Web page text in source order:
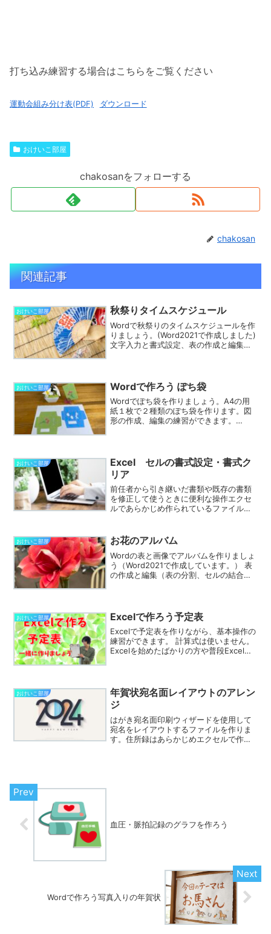
打ち込み練習する場合はこちらをご覧ください
運動会組み分け表(PDF) ダウンロード
おけいこ部屋
chakosanをフォローする
chakosan
関連記事
おけいこ部屋 秋祭りタイムスケジュール
Wordで秋祭りのタイムスケジュールを作
りましょう。(Word2021で作成しました)
文字入力と書式設定、表の作成と編集、
す。細か...
おけいこ部屋 Wordで作ろう ぽち袋
Wordでぽち袋を作りましょう。A4の用
紙１枚で２種類のぽち袋を作ります。図
形の作成、編集の練習ができます。
がき組み立...
おけいこ部屋
Excel セルの書式設定・書式ク
リア
前任者から引き継いだ書類や既存の書類
を修正して使うときに便利な操作エクセ
ルであらかじめ作られているファイルを
ることはありませんか？今回は、セルの
書式設定の確認方法と変更...
おけいこ部屋 お花のアルバム
Wordの表と画像でアルバムを作りましょ
う（Word2021で作成しています。） 表
の作成と編集（表の分割、セルの結合・
ときによく...
おけいこ部屋 Excelで作ろう予定表
Excelで予定表を作りながら、基本操作の
練習ができます。 計算式は使いません。
Excelを始めたばかりの方や普段Excelを
おけいこ部屋
年賀状宛名面レイアウトのアレン
ジ
はがき宛名面印刷ウィザードを使用して
宛名をレイアウトするファイルを作りま
す。住所録はあらかじめエクセルで作成
血圧・脈拍記録のグラフを作ろう
Wordで作ろう写真入りの年賀状